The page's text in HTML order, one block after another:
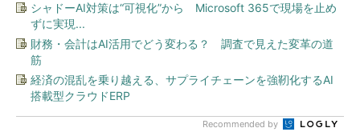
シャドーAI対策は“可視化”から Microsoft 365で現場を止め
ずに実現...
財務・会計はAI活用でどう変わる？ 調査で見えた変革の道
筋
経済の混乱を乗り越える、サプライチェーンを強靭化するAI
搭載型クラウドERP
Recommended by